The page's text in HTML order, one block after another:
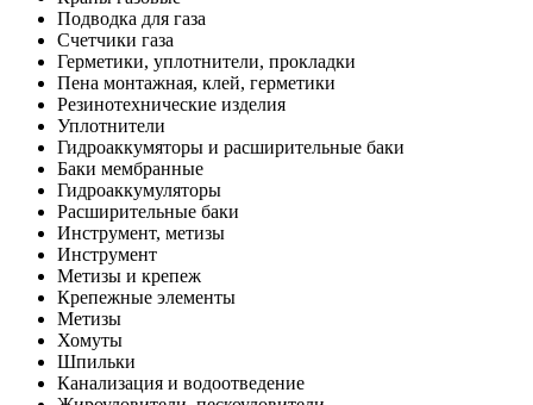
Подводка для газа
Счетчики газа
Герметики, уплотнители, прокладки
Пена монтажная, клей, герметики
Резинотехнические изделия
Уплотнители
Гидроаккумяторы и расширительные баки
Баки мембранные
Гидроаккумуляторы
Расширительные баки
Инструмент, метизы
Инструмент
Метизы и крепеж
Крепежные элементы
Метизы
Хомуты
Шпильки
Канализация и водоотведение